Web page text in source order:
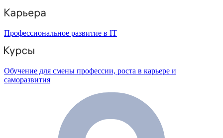
Профессиональное развитие в IT
Обучение для смены профессии, роста в карьере и
саморазвития